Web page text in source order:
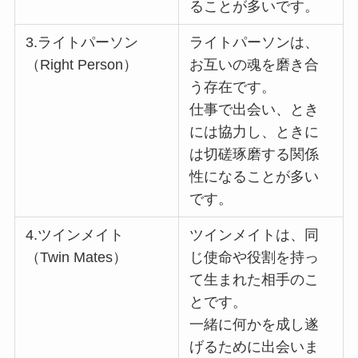
ることが多いです。
3.ライトパーソン
（Right Person）
ライトパーソンは、
お互いの魂を磨き合
う存在です。
仕事で出会い、とき
には協力し、ときに
は切磋琢磨する関係
性になることが多い
です。
4.ツインメイト
（Twin Mates）
ツインメイトは、同
じ使命や役割を持っ
て生まれた相手のこ
とです。
一緒に何かを成し遂
げるために出会いま